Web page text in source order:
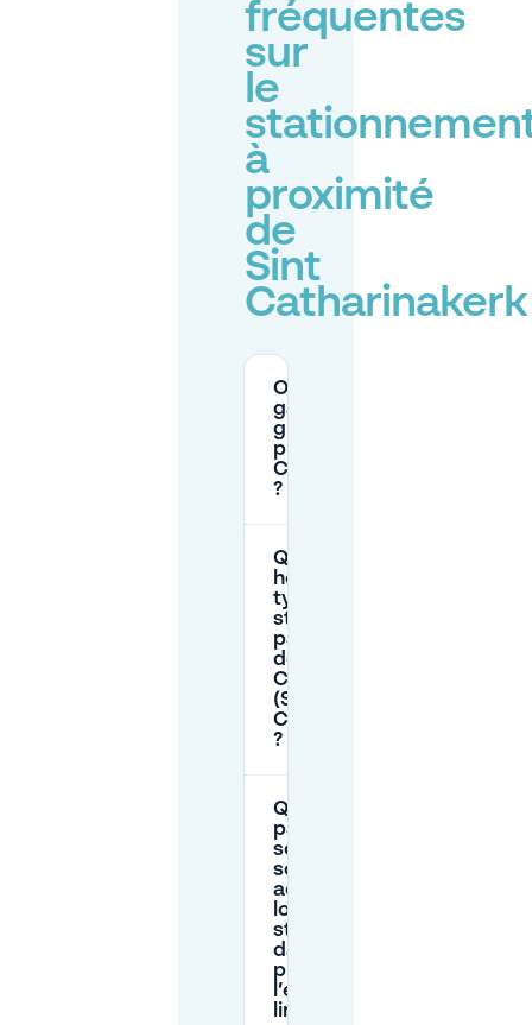
fréquentes
sur
le
à
proximité
de
Sint
Catharinakerk
Où puis-je me
garer
gratuitement
près de Sint
Catharinakerk
?
Quels sont les
horaires
typiques de
stationnement
payant près
de
Catharinaplein
(Sint
Catharinakerk)
?
Quels
parkings
souterrains
sont les plus
adaptés
lorsque le
stationnement
dans la rue
près de
l’église est
limité ?